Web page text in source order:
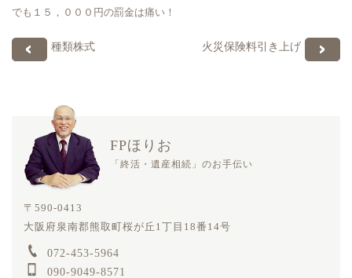
でも１５，０００円の罰金は痛い！
火災保険料引き上げ
種類株式
FPほりお
「終活・遺産相続」のお手伝い
〒590-0413
大阪府泉南郡熊取町桜が丘1丁目18番14号
072-453-5964
090-9049-8571